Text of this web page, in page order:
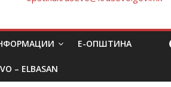
Е-ОПШТИНА
– ELBASAN